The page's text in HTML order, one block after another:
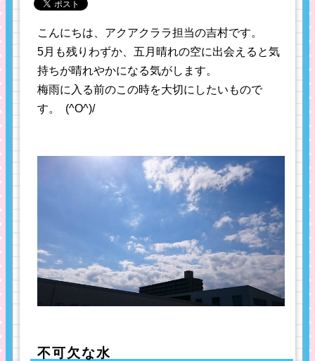
こんにちは、アクアクララ担当の吉村です。
5月も残りわずか、五月晴れの空に出会えると気
持ちが晴れやかになる気がします。
梅雨に入る前のこの時を大切にしたいもので
す。 (^O^)/
不可欠な水